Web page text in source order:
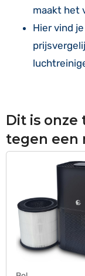
maakt het
Hier vind
Dit is
tegen een